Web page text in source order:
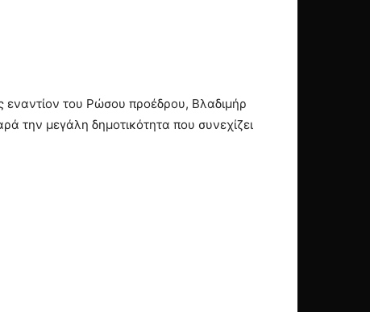
εναντίον του Ρώσου προέδρου, Βλαδιμήρ
την μεγάλη δημοτικότητα που συνεχίζει